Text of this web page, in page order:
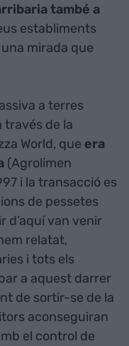
també a
establiments
mirada que
a terres
través de la
World, que era
(Agrolimen
i la transacció es
de pessetes
d’aquí van venir
relatat,
i tots els
a aquest darrer
de sortir-se de la
aconseguiran
el control de